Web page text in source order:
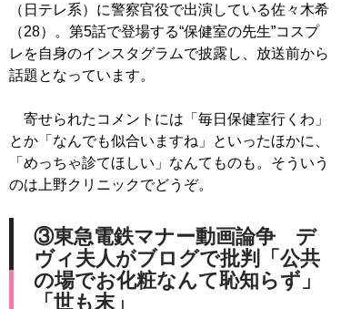
（日テレ系）に警察官役で出演している佐々木希
（28）。第5話で登場する“保健室の先生”コスプ
レを自身のインスタグラムで披露し、放送前から
話題となっています。
寄せられたコメントには「毎日保健室行くわ」
とか「なんでも似合いますね」といったほかに、
「めっちゃ診てほしい」なんてものも。そういう
のは上野クリニックでどうぞ。
③東急電鉄マナー動画論争 デ
ヴィ夫人がブログで批判「公共
の場でお化粧なんて恥知らず」
「世も末」